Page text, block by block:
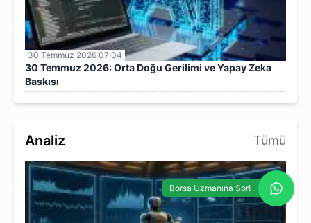
30 Temmuz 2026 07:04
30 Temmuz 2026: Orta Doğu Gerilimi ve Yapay Zeka
Baskısı
Analiz Tümü
Borsa Uzmanına Sor!